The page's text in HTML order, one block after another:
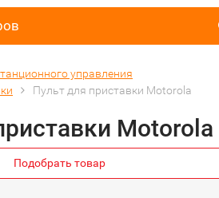
управления
Пульт для приставки Motorola
Motorola
Подобрать товар